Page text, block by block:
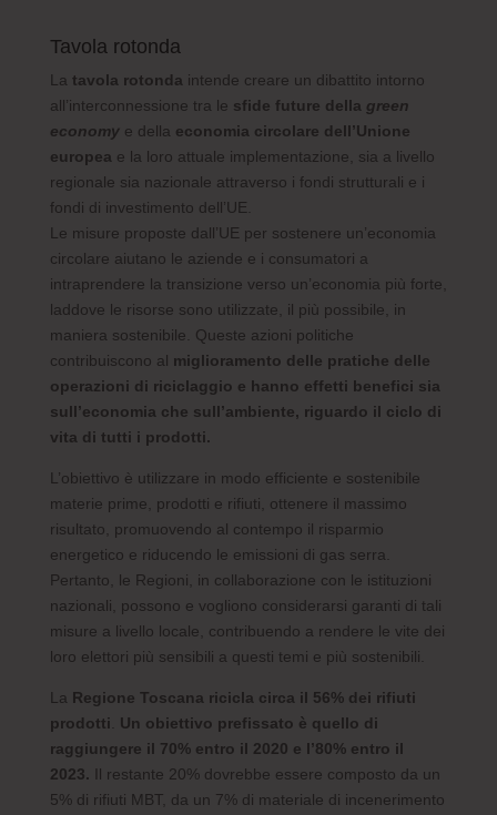
Tavola rotonda
La tavola rotonda intende creare un dibattito intorno
all’interconnessione tra le sfide future della green
economye della economia circolare dell’Unione
europea e la loro attuale implementazione, sia a livello
regionale sia nazionale attraverso i fondi strutturali e i
fondi di investimento dell’UE.
Le misure proposte dall’UE per sostenere un’economia
circolare aiutano le aziende e i consumatori a
intraprendere la transizione verso un’economia più forte,
laddove le risorse sono utilizzate, il più possibile, in
maniera sostenibile. Queste azioni politiche
contribuiscono al miglioramento delle pratiche delle
operazioni di riciclaggio e hanno effetti benefici sia
sull’economia che sull’ambiente, riguardo il ciclo di
vita di tutti i prodotti.
L’obiettivo è utilizzare in modo efficiente e sostenibile
materie prime, prodotti e rifiuti, ottenere il massimo
risultato, promuovendo al contempo il risparmio
energetico e riducendo le emissioni di gas serra.
Pertanto, le Regioni, in collaborazione con le istituzioni
nazionali, possono e vogliono considerarsi garanti di tali
misure a livello locale, contribuendo a rendere le vite dei
loro elettori più sensibili a questi temi e più sostenibili.
La Regione Toscana ricicla circa il 56% dei rifiuti
prodotti
Un obiettivo prefissato è quello di
raggiungere il 70% entro il 2020 e l’80% entro il
2023. Il restante 20% dovrebbe essere composto da un
5% di rifiuti MBT, da un 7% di materiale di incenerimento